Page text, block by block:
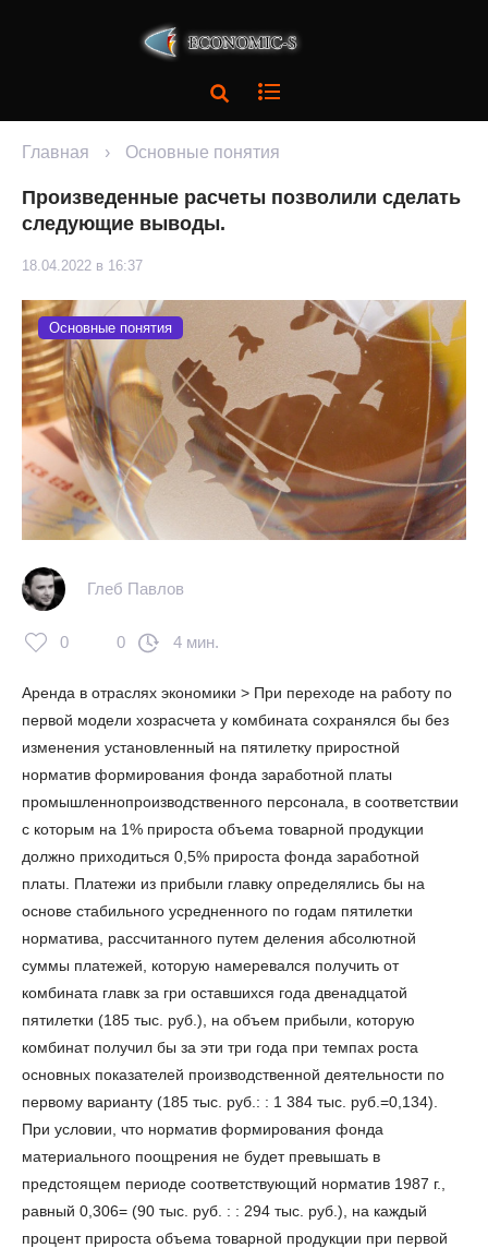
Главная › Основные понятия
Произведенные расчеты позволили сделать
следующие выводы.
18.04.2022 в 16:37
Основные понятия
Глеб Павлов
0 0 4 мин.
Аренда в отраслях экономики > При переходе на работу по
первой модели хозрасчета у комбината сохранялся бы без
изменения установленный на пятилетку приростной
норматив формирования фонда заработной платы
промышленнопроизводственного персонала, в соответствии
с которым на 1% прироста объема товарной продукции
должно приходиться 0,5% прироста фонда заработной
платы. Платежи из прибыли главку определялись бы на
основе стабильного усредненного по годам пятилетки
норматива, рассчитанного путем деления абсолютной
суммы платежей, которую намеревался получить от
комбината главк за гри оставшихся года двенадцатой
пятилетки (185 тыс. руб.), на объем прибыли, которую
комбинат получил бы за эти три года при темпах роста
основных показателей производственной деятельности по
первому варианту (185 тыс. руб.: : 1 384 тыс. руб.=0,134).
При условии, что норматив формирования фонда
материального поощрения не будет превышать в
предстоящем периоде соответствующий норматив 1987 г.,
равный 0,306= (90 тыс. руб. : : 294 тыс. руб.), на каждый
процент прироста объема товарной продукции при первой